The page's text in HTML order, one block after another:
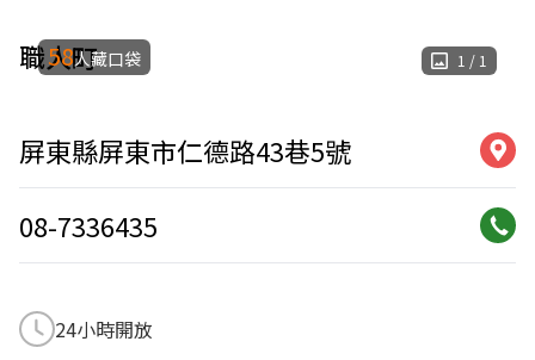
職人町 1 / 1
58人藏口袋
屏東縣屏東市仁德路43巷5號
08-7336435
24小時開放